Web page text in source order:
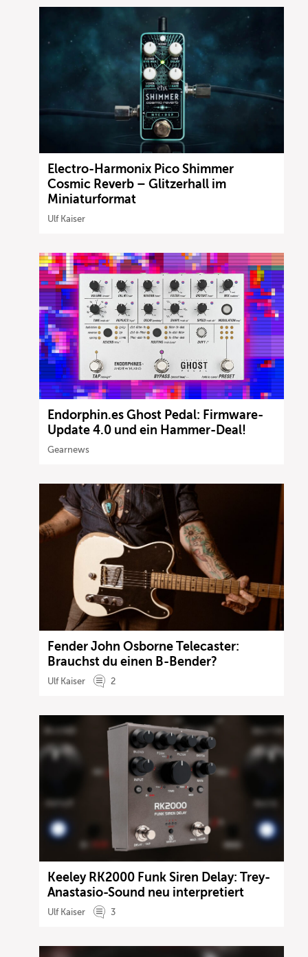
Electro-Harmonix Pico Shimmer
Cosmic Reverb – Glitzerhall im
Miniaturformat
Ulf Kaiser
Endorphin.es Ghost Pedal: Firmware-
Update 4.0 und ein Hammer-Deal!
Gearnews
Fender John Osborne Telecaster:
Brauchst du einen B-Bender?
Ulf Kaiser 2
Keeley RK2000 Funk Siren Delay: Trey-
Anastasio-Sound neu interpretiert
Ulf Kaiser 3